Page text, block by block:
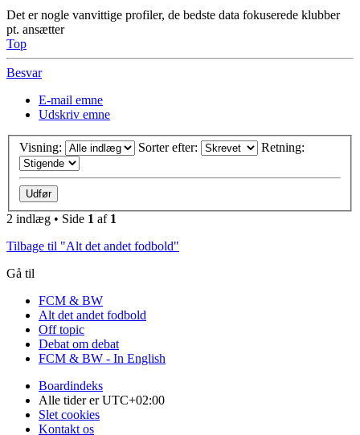
Det er nogle vanvittige profiler, de bedste data fokuserede klubber
pt. ansætter
Top
Besvar
E-mail emne
Udskriv emne
Visning: Sorter efter: Retning:
2 indlæg • Side 1 af 1
Tilbage til "Alt det andet fodbold"
Gå til
FCM & BW
Alt det andet fodbold
Off topic
Debat om debat
FCM & BW - In English
Boardindeks
Alle tider erUTC+02:00
Slet cookies
Kontakt os